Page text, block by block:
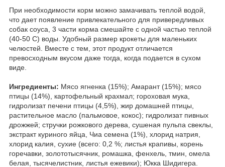
При необходимости корм можно замачивать теплой водой,
что дает появление привлекательного для привередливых
собак соуса, 3 части корма смешайте с одной частью теплой
(40-50 С) воды. Удобный размер крокеты для маленьких
челюстей. Вместе с тем, этот продукт отличается
превосходным вкусом даже тогда, когда подается в сухом
виде.
Ингредиенты: Мясо ягненка (15%); Амарант (15%); мясо
птицы (14%), картофельный крахмал; гороховая мука,
гидролизат печени птицы (4,5%), жир домашней птицы,
растительное масло (пальмовое, кокос); гидролизат пивных
дрожжей; стручки рожкового дерева, сушеная пульпа свеклы,
экстракт куриного яйца, Чиа семена (1%), хлорид натрия,
хлорид калия, сухие (всего: 0,2 %; листья крапивы, корень
горечавки, золототысячник, ромашка, фенхель, тмин, омела
белая, тысячелистник, листья ежевики); Юкка Шидигера.